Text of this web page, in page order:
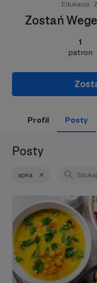
Edukacja
Zostań
1
patron
Profil Posty
Posty
apka